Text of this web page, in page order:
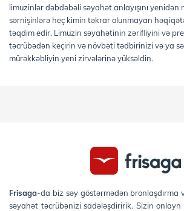
limuzinlər dəbdəbəli səyahət anlayışını yenidən
sərnişinlərə heç kimin təkrar olunmayan
təqdim edir. Limuzin səyahətinin zərifliyini və
təcrübədən keçirin və növbəti tədbirinizi və ya
mürəkkəbliyin yeni zirvələrinə yüksəldin.
Frisaga-da biz səy göstərmədən bronlaşdırma
səyahət təcrübənizi sadələşdiririk. Sizin onlayn